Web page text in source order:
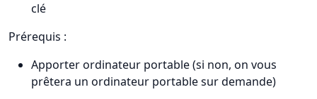
clé
Prérequis :
Apporter ordinateur portable (si non, on vous
prêtera un ordinateur portable sur demande)